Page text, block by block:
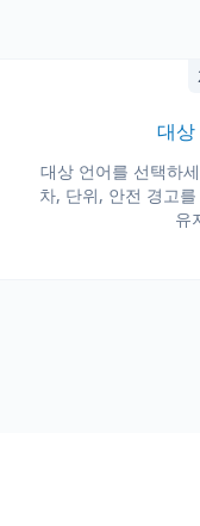
대상
대상 언어를 선택하
차, 단위, 안전 경고
유